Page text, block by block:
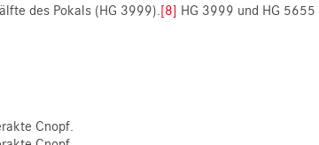
des Pokals (HG 3999).[8] HG 3999 und HG 5655
Cnopf.